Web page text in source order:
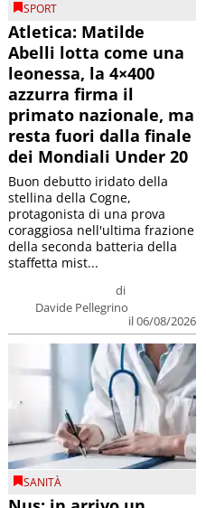
SPORT
Atletica: Matilde
Abelli lotta come una
leonessa, la 4×400
azzurra firma il
primato nazionale, ma
resta fuori dalla finale
dei Mondiali Under 20
di
Davide Pellegrino
il 06/08/2026
Buon debutto iridato della
stellina della Cogne,
protagonista di una prova
coraggiosa nell'ultima frazione
della seconda batteria della
staffetta mist...
SANITÀ